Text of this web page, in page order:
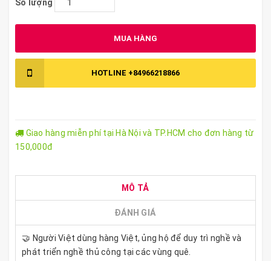
Số lượng
MUA HÀNG
HOTLINE +84966218866
Giao hàng miễn phí tại Hà Nội và TP.HCM cho đơn hàng từ
150,000đ
MÔ TẢ
ĐÁNH GIÁ
🤝 Người Việt dùng hàng Việt, ủng hộ để duy trì nghề và
phát triển nghề thủ công tại các vùng quê.